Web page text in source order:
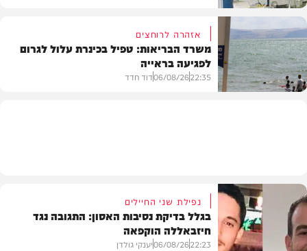
בריאות
אזהרה לרוחצים
משרד הבריאות: טפיל בכינרת עלול לגרום
לפגיעה בראייה
22:35
06/08/26דוד חדד
נפילת שני החיילים
בגלל בדיקת נסיבות האסון: התגובה נגד
חיזבאללה הוקפאה
22:23
06/08/26יענקי גולדן